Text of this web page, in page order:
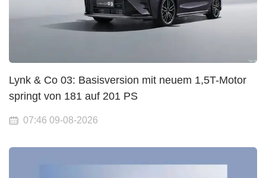
Lynk & Co 03: Basisversion mit neuem 1,5T-Motor
springt von 181 auf 201 PS
07:46 09-08-2026